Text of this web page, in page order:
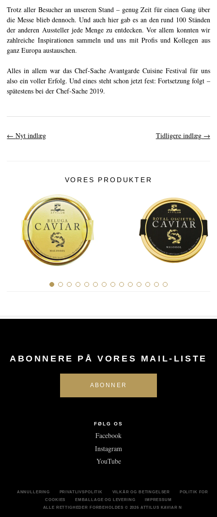
Trotz aller Besucher an unserem Stand – genug Zeit für einen Gang über
die Messe blieb dennoch. Und auch hier gab es an den rund 100 Ständen
der anderen Aussteller jede Menge zu entdecken. Vor allem konnten wir
zahlreiche Inspirationen sammeln und uns mit Profis und Kollegen aus
ganz Europa austauschen.
Alles in allem war das Chef-Sache Avantgarde Cuisine Festival für uns
also ein voller Erfolg. Und eines steht schon jetzt fest: Fortsetzung folgt –
spätestens bei der Chef-Sache 2019.
←Nyt indlæg Tidligere indlæg→
VORES PRODUKTER
ABONNERE PÅ VORES MAIL-LISTE
FØLG OS
Facebook
Instagram
YouTube
ANNULLERING PRIVATLIVSPOLITIK VILKÅR OG BETINGELSER
POLITIK FOR
COOKIES
EMBALLAGE OG LEVERING
IMPRESSUM
ALLE RETTIGHEDER FORBEHOLDES © 2026 ATTILUS KAVIAR N